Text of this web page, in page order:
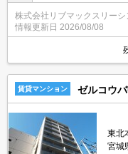
ビニ・スーパーも徒歩
のでセキュリティ面も
Xも完備！
株式会社リブマックスリー
情報更新日 2026/08/08
賃貸マンション ゼルコウ
東北
宮城